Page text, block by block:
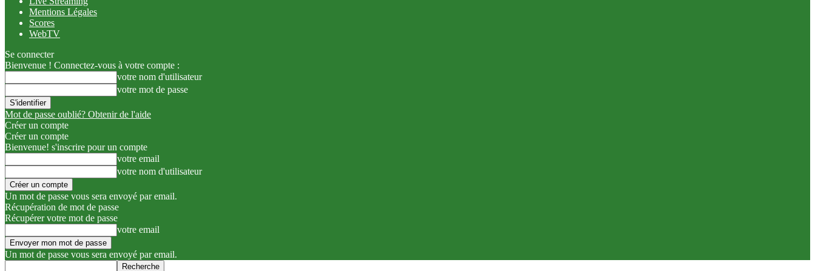
Mentions Légales
Scores
WebTV
Se connecter
Bienvenue ! Connectez-vous à votre compte :
votre nom d'utilisateur
votre mot de passe
Mot de passe oublié? Obtenir de l'aide
Créer un compte
Créer un compte
Bienvenue! s'inscrire pour un compte
votre email
votre nom d'utilisateur
Un mot de passe vous sera envoyé par email.
Récupération de mot de passe
Récupérer votre mot de passe
votre email
Un mot de passe vous sera envoyé par email.